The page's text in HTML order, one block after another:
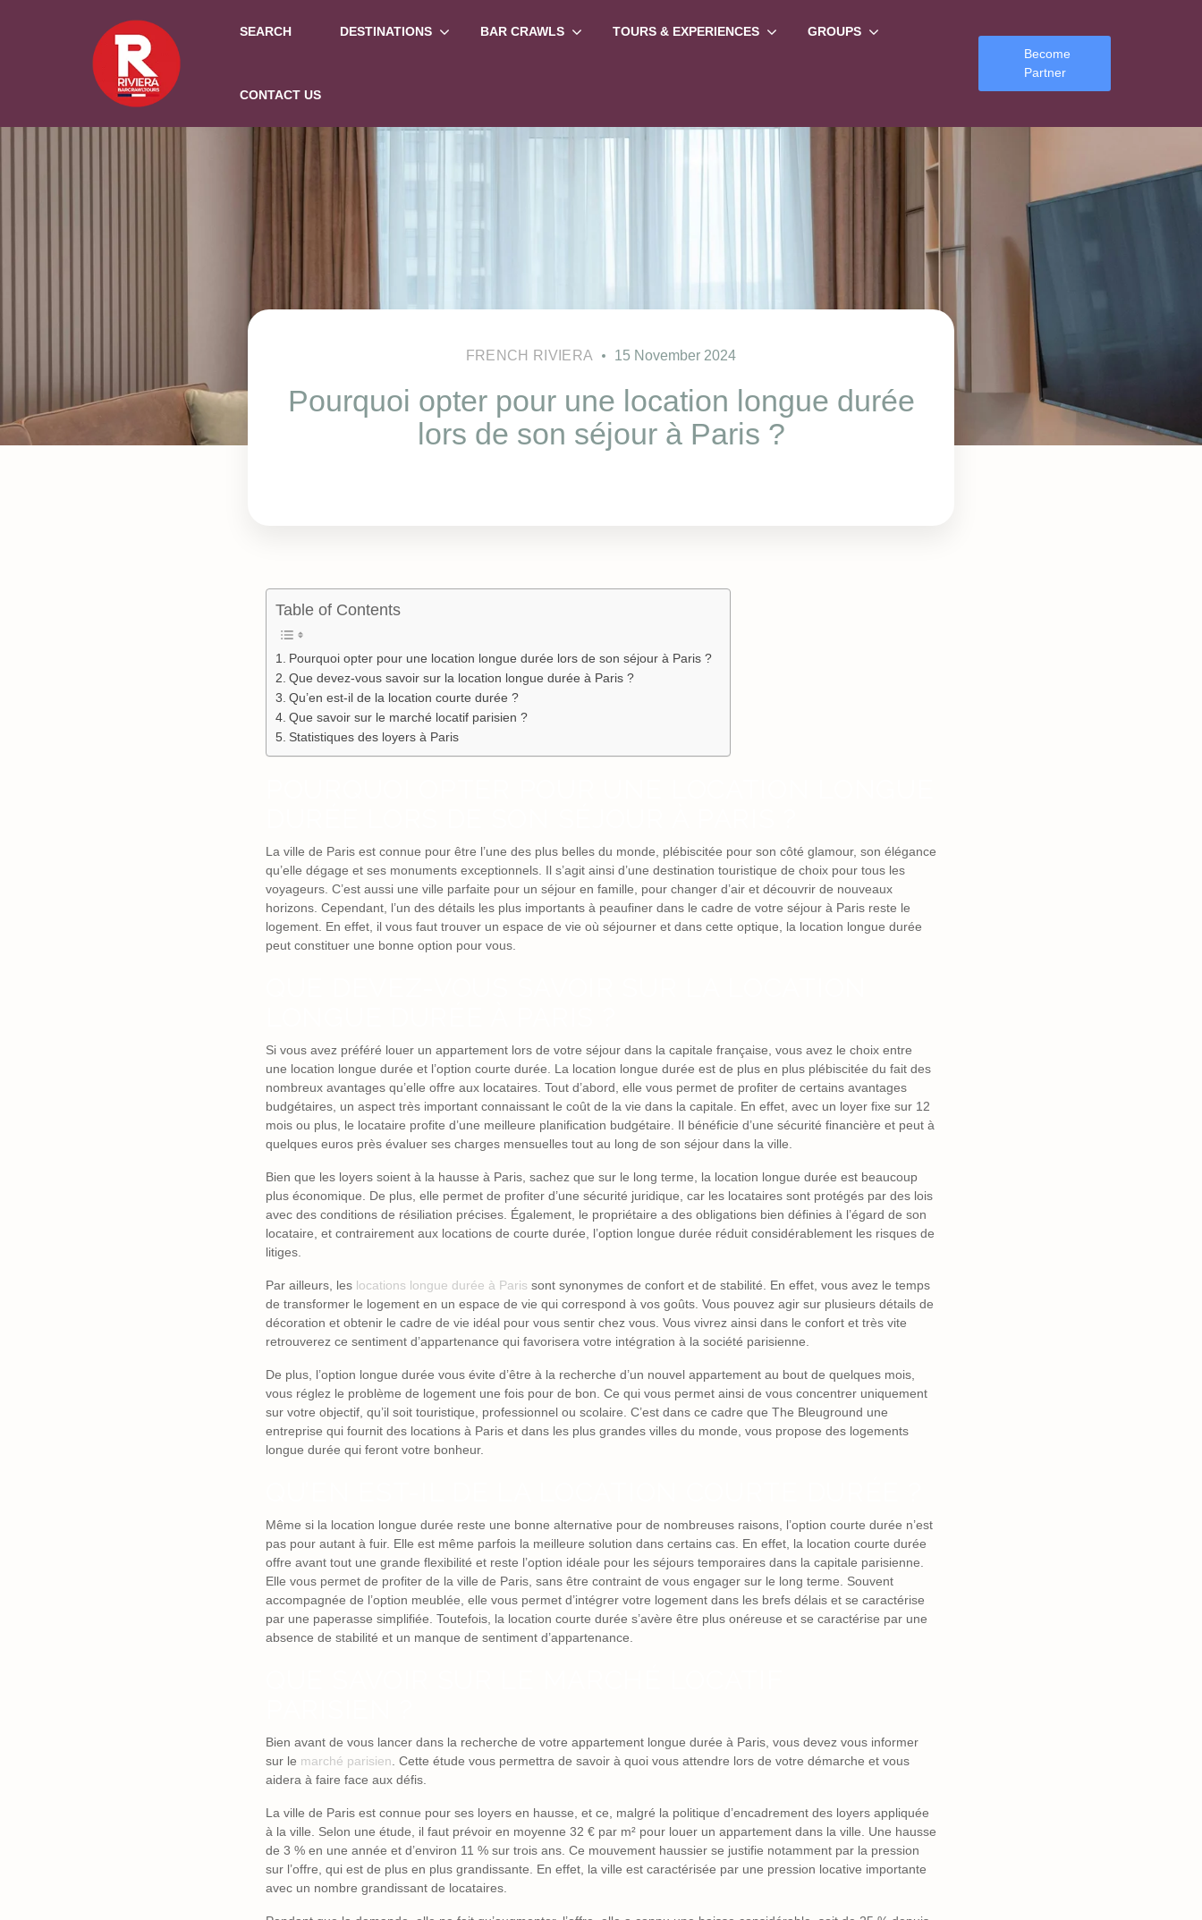
SEARCH DESTINATIONS BAR CRAWLS TOURS & EXPERIENCES GROUPS
CONTACT US
Become
Partner
FRENCH RIVIERA 15 November 2024
Pourquoi opter pour une location longue durée
lors de son séjour à Paris ?
Table of Contents
Pourquoi opter pour une location longue durée lors de son séjour à Paris ?
Que devez-vous savoir sur la location longue durée à Paris ?
Qu’en est-il de la location courte durée ?
Que savoir sur le marché locatif parisien ?
Statistiques des loyers à Paris
La ville de Paris est connue pour être l’une des plus belles du monde, plébiscitée pour son côté glamour, son élégance
qu’elle dégage et ses monuments exceptionnels. Il s’agit ainsi d’une destination touristique de choix pour tous les
voyageurs. C’est aussi une ville parfaite pour un séjour en famille, pour changer d’air et découvrir de nouveaux
horizons. Cependant, l’un des détails les plus importants à peaufiner dans le cadre de votre séjour à Paris reste le
logement. En effet, il vous faut trouver un espace de vie où séjourner et dans cette optique, la location longue durée
peut constituer une bonne option pour vous.
Si vous avez préféré louer un appartement lors de votre séjour dans la capitale française, vous avez le choix entre
une location longue durée et l’option courte durée. La location longue durée est de plus en plus plébiscitée du fait des
nombreux avantages qu’elle offre aux locataires. Tout d’abord, elle vous permet de profiter de certains avantages
budgétaires, un aspect très important connaissant le coût de la vie dans la capitale. En effet, avec un loyer fixe sur 12
mois ou plus, le locataire profite d’une meilleure planification budgétaire. Il bénéficie d’une sécurité financière et peut à
quelques euros près évaluer ses charges mensuelles tout au long de son séjour dans la ville.
Bien que les loyers soient à la hausse à Paris, sachez que sur le long terme, la location longue durée est beaucoup
plus économique. De plus, elle permet de profiter d’une sécurité juridique, car les locataires sont protégés par des lois
avec des conditions de résiliation précises. Également, le propriétaire a des obligations bien définies à l’égard de son
locataire, et contrairement aux locations de courte durée, l’option longue durée réduit considérablement les risques de
litiges.
Par ailleurs, les locations longue durée à Paris sont synonymes de confort et de stabilité. En effet, vous avez le temps
de transformer le logement en un espace de vie qui correspond à vos goûts. Vous pouvez agir sur plusieurs détails de
décoration et obtenir le cadre de vie idéal pour vous sentir chez vous. Vous vivrez ainsi dans le confort et très vite
retrouverez ce sentiment d’appartenance qui favorisera votre intégration à la société parisienne.
De plus, l’option longue durée vous évite d’être à la recherche d’un nouvel appartement au bout de quelques mois,
vous réglez le problème de logement une fois pour de bon. Ce qui vous permet ainsi de vous concentrer uniquement
sur votre objectif, qu’il soit touristique, professionnel ou scolaire. C’est dans ce cadre que The Bleuground une
entreprise qui fournit des locations à Paris et dans les plus grandes villes du monde, vous propose des logements
longue durée qui feront votre bonheur.
Même si la location longue durée reste une bonne alternative pour de nombreuses raisons, l’option courte durée n’est
pas pour autant à fuir. Elle est même parfois la meilleure solution dans certains cas. En effet, la location courte durée
offre avant tout une grande flexibilité et reste l’option idéale pour les séjours temporaires dans la capitale parisienne.
Elle vous permet de profiter de la ville de Paris, sans être contraint de vous engager sur le long terme. Souvent
accompagnée de l’option meublée, elle vous permet d’intégrer votre logement dans les brefs délais et se caractérise
par une paperasse simplifiée. Toutefois, la location courte durée s’avère être plus onéreuse et se caractérise par une
absence de stabilité et un manque de sentiment d’appartenance.
Bien avant de vous lancer dans la recherche de votre appartement longue durée à Paris, vous devez vous informer
sur le marché parisien . Cette étude vous permettra de savoir à quoi vous attendre lors de votre démarche et vous
aidera à faire face aux défis.
La ville de Paris est connue pour ses loyers en hausse, et ce, malgré la politique d’encadrement des loyers appliquée
à la ville. Selon une étude, il faut prévoir en moyenne 32 € par m² pour louer un appartement dans la ville. Une hausse
de 3 % en une année et d’environ 11 % sur trois ans. Ce mouvement haussier se justifie notamment par la pression
sur l’offre, qui est de plus en plus grandissante. En effet, la ville est caractérisée par une pression locative importante
avec un nombre grandissant de locataires.